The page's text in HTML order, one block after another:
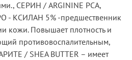
СЕРИН / ARGININE PCA,
- КСИЛАН 5% -предшественник
кожи. Повышает плотность и
противовоспалительным,
/ SHEA BUTTER – имеет